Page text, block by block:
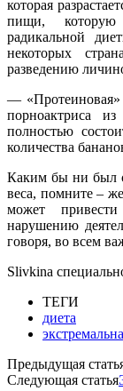
которая
пищи, которую
радикальной
некоторых
разведению
— «Протеиновая»
порноактриса
полностью
количества
Каким бы ни был
веса, помните –
может
нарушению
говоря, во всем
Slivkina
ТЕГИ
диета
Предыдущая
Следующая статья